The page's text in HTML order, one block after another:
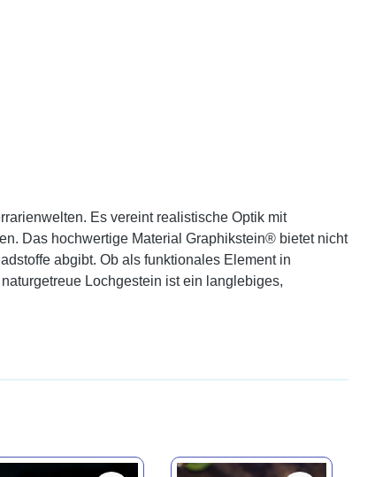
Es vereint realistische Optik mit
Das hochwertige Material Graphikstein® bietet nicht
abgibt. Ob als funktionales Element in
Lochgestein ist ein langlebiges,